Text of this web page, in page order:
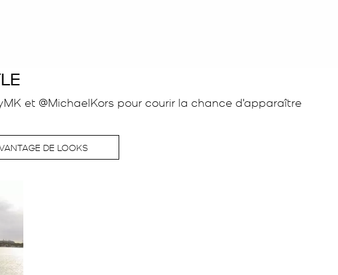
et @MichaelKors pour courir la chance d'apparaître
DE LOOKS